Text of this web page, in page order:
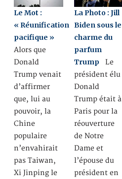
Le Mot :
« Réunification
pacifique »
Alors que
Donald
Trump venait
d’affirmer
que, lui au
pouvoir, la
Chine
populaire
n’envahirait
pas Taiwan,
Xi Jinping le
La Photo : Jill
Biden sous le
charme du
parfum
Trump Le
président élu
Donald
Trump était à
Paris pour la
réouverture
de Notre
Dame et
l’épouse du
président en